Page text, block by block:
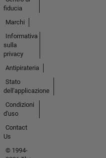
fiducia
Marchi
Informativa
sulla
privacy
Antipirateria
Stato
dell'applicazione
Condizioni
d'uso
Contact
Us
© 1994-